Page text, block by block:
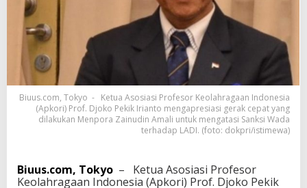
a
t
M
e
n
r
a
Biuus.com, Tokyo - Ketua Asosiasi Profesor Keolahragaan Indonesia
(Apkori) Prof. Djoko Pekik Irianto mengapresiasi gerak cepat yang
dilakukan Menpora Zainudin Amali untuk mengatasi Sanksi Wada
terhadap LADI. (foto: dokpri/istimewa)
Biuus.com, Tokyo – Ketua Asosiasi Profesor
Keolahragaan Indonesia (Apkori) Prof. Djoko Pekik